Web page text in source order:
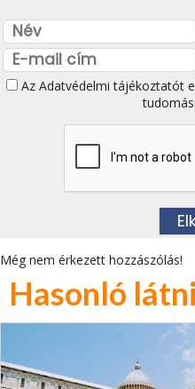
Az Adatvédelmi tájékoztatót
Még nem érkezett hozzászólás!
Hasonló